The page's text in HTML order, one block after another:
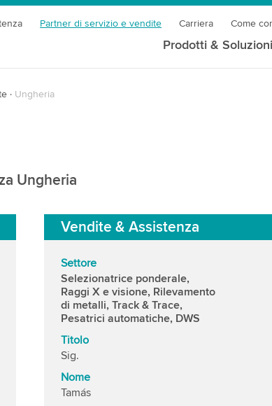
Partner di servizio e vendite Carriera Come
Prodotti & Soluzioni
Ungheria
Ungheria
Vendite & Assistenza
Settore
Selezionatrice ponderale,
Raggi X e visione, Rilevamento
di metalli, Track & Trace,
Pesatrici automatiche, DWS
Titolo
Sig.
Nome
Tamás